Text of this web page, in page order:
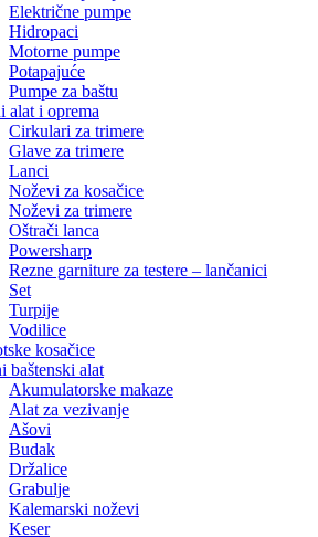
Električne pumpe
Hidropaci
Motorne pumpe
Potapajuće
Pumpe za baštu
alat i oprema
Cirkulari za trimere
Glave za trimere
Lanci
Noževi za kosačice
Noževi za trimere
Oštrači lanca
Powersharp
Rezne garniture za testere – lančanici
Set
Turpije
Vodilice
kosačice
baštenski alat
Akumulatorske makaze
Alat za vezivanje
Ašovi
Budak
Držalice
Grabulje
Kalemarski noževi
Keser